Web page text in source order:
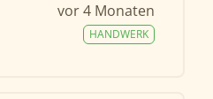
vor 4 Monaten
HANDWERK